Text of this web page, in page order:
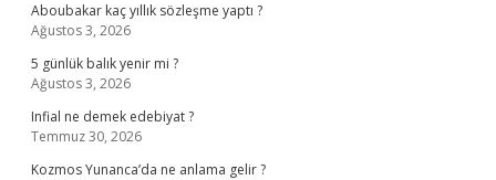
Aboubakar kaç yıllık sözleşme yaptı ?
Ağustos 3, 2026
5 günlük balık yenir mi ?
Ağustos 3, 2026
Infial ne demek edebiyat ?
Temmuz 30, 2026
Kozmos Yunanca’da ne anlama gelir ?